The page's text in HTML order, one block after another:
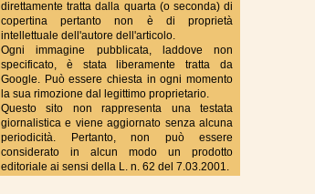
direttamente tratta dalla quarta (o seconda) di
copertina pertanto non è di proprietà
intellettuale dell'autore dell'articolo.
Ogni immagine pubblicata, laddove non
specificato, è stata liberamente tratta da
Google. Può essere chiesta in ogni momento
la sua rimozione dal legittimo proprietario.
Questo sito non rappresenta una testata
giornalistica e viene aggiornato senza alcuna
periodicità. Pertanto, non può essere
considerato in alcun modo un prodotto
editoriale ai sensi della L. n. 62 del 7.03.2001.